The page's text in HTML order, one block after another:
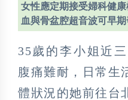
女性應定期接受婦科健
血與骨盆腔超音波可早
35歲的李小姐近
腹痛難耐，日常生
體狀況的她前往台